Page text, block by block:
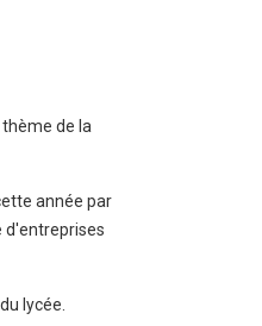
de la
année par
d'entreprises
lycée.